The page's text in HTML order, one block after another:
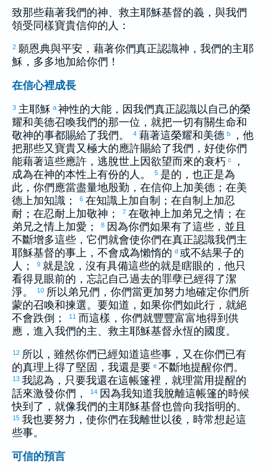
致那些藉著我們的神、救主耶穌基督的義，與我們
領受同樣寶貴信仰的人：
2 願恩典與平安，藉著你們真正認識神，我們的主耶
穌，多多地加給你們！
在信心裡成長
3 主耶穌 a 神性的大能，因我們真正認識以自己的榮
耀和美德召喚我們的那一位，就把一切有關生命和
敬神的事都賜給了我們。
4 藉著這榮耀和美德 b
，他
把那些又寶貴又極大的應許賜給了我們，好使你們
能藉著這些應許，逃脫世上因欲望而來的衰朽 c
，
成為在神的本性上有份的人。
5 是的，也正是為
此，你們應當盡量地殷勤，在信仰上加美德；在美
德上加知識；
6 在知識上加自制；在自制上加忍
耐；在忍耐上加敬神；
7 在敬神上加弟兄之情；在
弟兄之情上加愛；
8 因為你們如果有了這些，並且
不斷增多這些，它們就會使你們在真正認識我們主
耶穌基督的事上，不會成為懶惰的 d 或不結果子的
人；
9 就是說，沒有具備這些的就是瞎眼的，他只
看得見眼前的，忘記自己過去的罪孽已經得了潔
淨。
10 所以弟兄們，你們當更加努力地確定你們所
蒙的召喚和揀選。要知道，如果你們如此行，就絕
不會跌倒；
11 而這樣，你們就豐豐富富地得到供
應，進入我們的主、救主耶穌基督永恆的國度。
12 所以，雖然你們已經知道這些事，又在你們已有
的真理上得了堅固，我還是要 e 不斷地提醒你們。
13 我認為，只要我還在這帳篷裡，就理當用提醒的
話來激發你們，
14 因為我知道我脫離這帳篷的時候
快到了，就像我們的主耶穌基督也曾向我指明的。
15 我也要努力，使你們在我離世以後，時常想起這
些事。
可信的預言